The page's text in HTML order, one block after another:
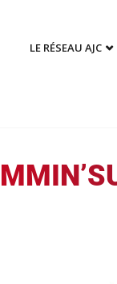
LE RÉSEAU AJC